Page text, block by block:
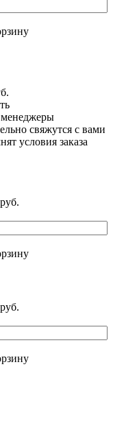
свяжутся с вами
условия заказа
руб.
руб.